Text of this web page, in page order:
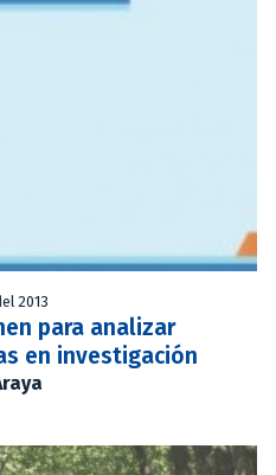
2013
para analizar
en investigación